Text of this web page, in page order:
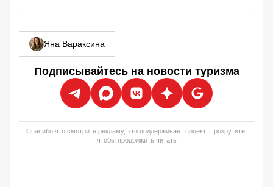
Яна Вараксина
Подписывайтесь на новости туризма
Спасибо что смотрите рекламу, это поддерживает проект. Прокрутите,
чтобы продолжить читать